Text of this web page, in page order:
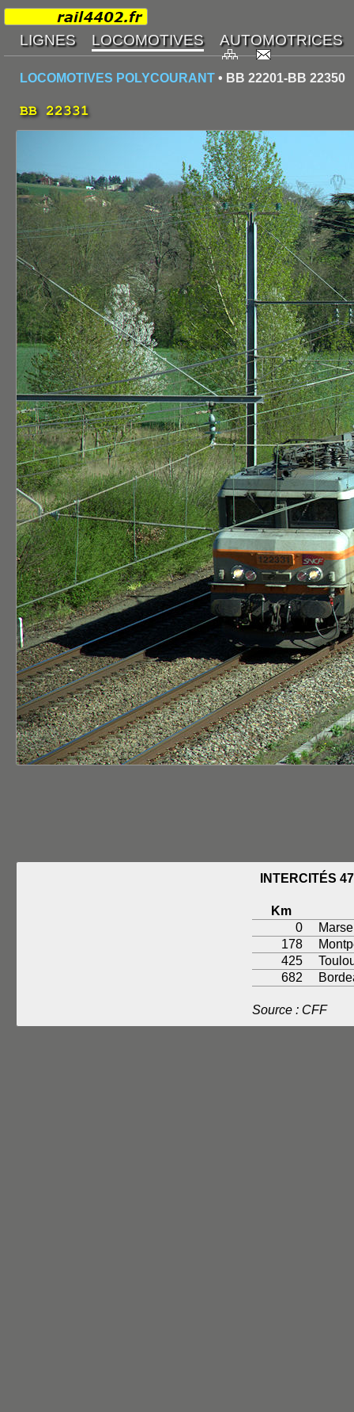
LOCOMOTIVES POLYCOURANT • BB 22201-BB 22350
BB 22331
INTERCITÉS
Km
0
178
425
682
Source : CFF